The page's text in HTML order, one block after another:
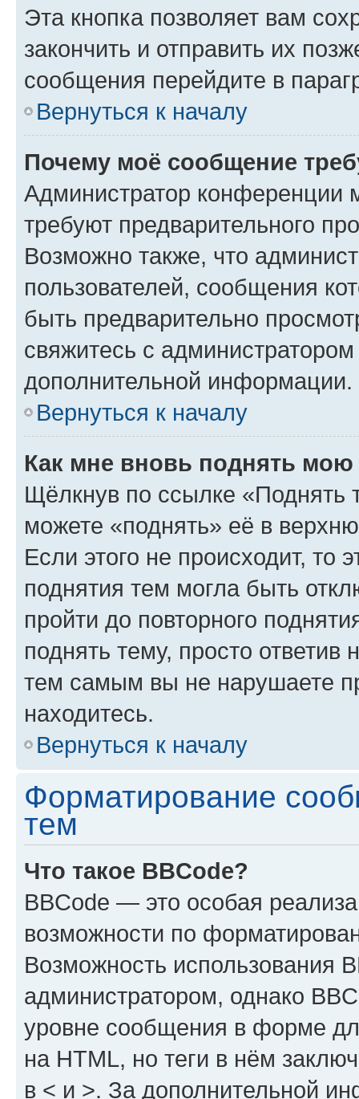
Эта кнопка позволяет вам
закончить и отправить их
сообщения перейдите в
Вернуться к началу
Почему моё сообщение
Администратор конференции
требуют предварительного
Возможно также, что
пользователей, сообщения
быть предварительно
свяжитесь с
дополнительной информации.
Вернуться к началу
Как мне вновь поднять мою
Щёлкнув по ссылке «Поднять
можете «поднять» её в
Если этого не происходит, то
поднятия тем могла быть
пройти до повторного
поднять тему, просто ответив
тем самым вы не нарушаете
находитесь.
Вернуться к началу
Форматирование
тем
Что такое BBCode?
BBCode — это особая
возможности по
Возможность использования
администратором, однако
уровне сообщения в форме
на HTML, но теги в нём
в < и >. За дополнительной